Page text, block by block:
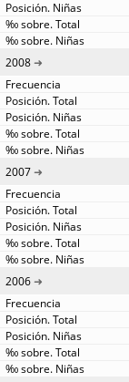
2008
2007
2006